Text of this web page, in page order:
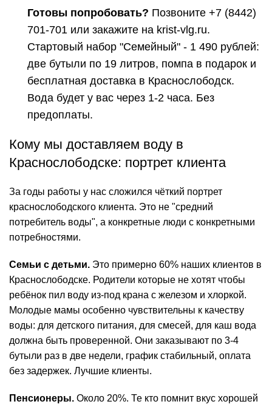
Готовы попробовать? Позвоните +7 (8442)
701-701 или закажите на krist-vlg.ru.
Стартовый набор "Семейный" - 1 490 рублей:
две бутыли по 19 литров, помпа в подарок и
бесплатная доставка в Краснослободск.
Вода будет у вас через 1-2 часа. Без
предоплаты.
Кому мы доставляем воду в
Краснослободске: портрет клиента
За годы работы у нас сложился чёткий портрет
краснослободского клиента. Это не "средний
потребитель воды", а конкретные люди с конкретными
потребностями.
Семьи с детьми. Это примерно 60% наших клиентов в
Краснослободске. Родители которые не хотят чтобы
ребёнок пил воду из-под крана с железом и хлоркой.
Молодые мамы особенно чувствительны к качеству
воды: для детского питания, для смесей, для каш вода
должна быть проверенной. Они заказывают по 3-4
бутыли раз в две недели, график стабильный, оплата
без задержек. Лучшие клиенты.
Пенсионеры. Около 20%. Те кто помнит вкус хорошей